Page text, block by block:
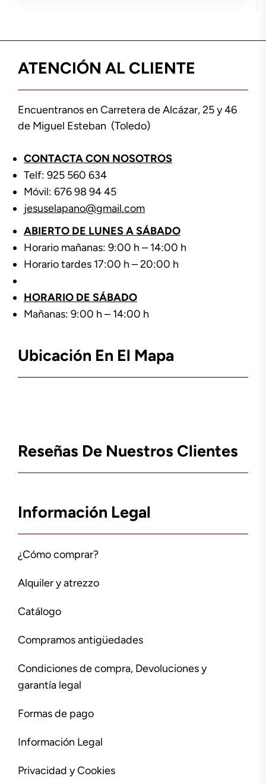
ATENCIÓN AL CLIENTE
Encuentranos en Carretera de Alcázar, 25 y 46
de Miguel Esteban (Toledo)
CONTACTA CON NOSOTROS
Telf: 925 560 634
Móvil: 676 98 94 45
jesuselapano@gmail.com
ABIERTO DE LUNES A SÁBADO
Horario mañanas: 9:00 h – 14:00 h
Horario tardes 17:00 h – 20:00 h
HORARIO DE SÁBADO
Mañanas: 9:00 h – 14:00 h
Ubicación En El Mapa
Reseñas De Nuestros Clientes
Información Legal
¿Cómo comprar?
Alquiler y atrezzo
Catálogo
Compramos antigüedades
Condiciones de compra, Devoluciones y
garantía legal
Formas de pago
Información Legal
Privacidad y Cookies